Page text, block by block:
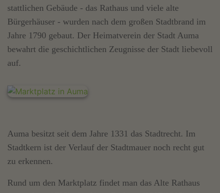
stattlichen Gebäude - das Rathaus und viele alte
Bürgerhäuser - wurden nach dem großen Stadtbrand im
Jahre 1790 gebaut. Der Heimatverein der Stadt Auma
bewahrt die geschichtlichen Zeugnisse der Stadt liebevoll
auf.
Auma besitzt seit dem Jahre 1331 das Stadtrecht. Im
Stadtkern ist der Verlauf der Stadtmauer noch recht gut
zu erkennen.
Rund um den Marktplatz findet man das Alte Rathaus